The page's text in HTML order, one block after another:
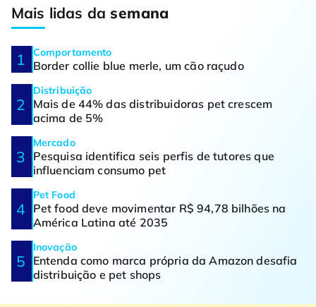
Mais lidas dasemana
Comportamento
Border collie blue merle, um cão raçudo
Distribuição
Mais de 44% das distribuidoras pet crescem
acima de 5%
Mercado
Pesquisa identifica seis perfis de tutores que
influenciam consumo pet
Pet Food
Pet food deve movimentar R$ 94,78 bilhões na
América Latina até 2035
Inovação
Entenda como marca própria da Amazon desafia
distribuição e pet shops